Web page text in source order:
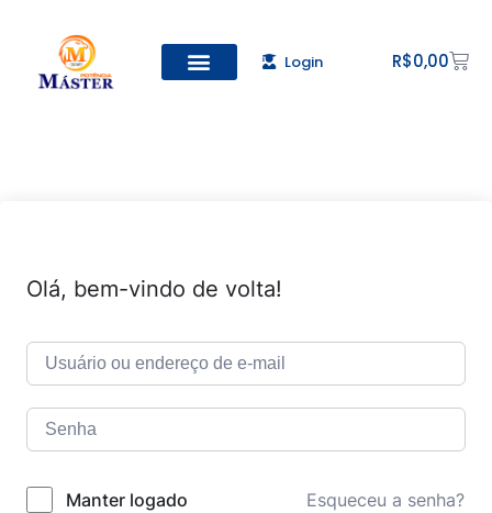
Login R$0,00
Olá, bem-vindo de volta!
Manter logado Esqueceu a senha?